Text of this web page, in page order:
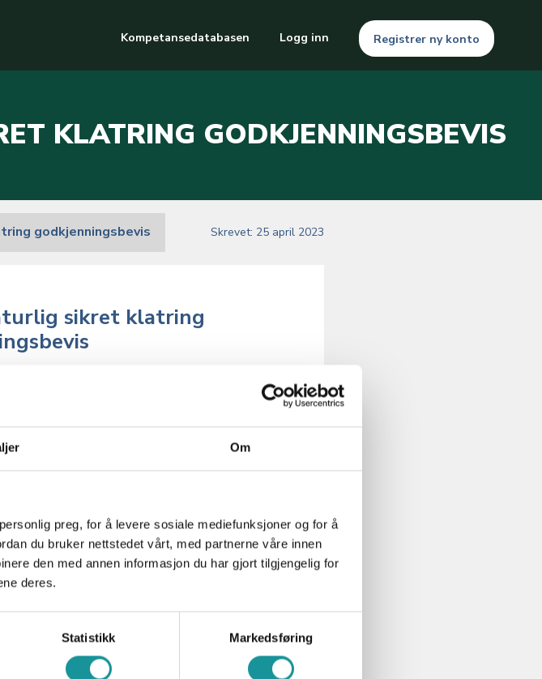
Om
preg, for å levere sosiale mediefunksjoner og for å
du bruker nettstedet vårt, med partnerne våre innen
den med annen informasjon du har gjort tilgjengelig for
deres.
Statistikk Markedsføring
Kompetansedatabasen Logg inn Registrer ny konto
KLATRING GODKJENNINGSBEVIS
godkjenningsbevis Skrevet: 25 april 2023
sikret klatring
få det registrert i NFs
klatring vil gjøre det enklere for
klatring for å kunne bli tatt opp til NF
til NF klatreinstruktør 1